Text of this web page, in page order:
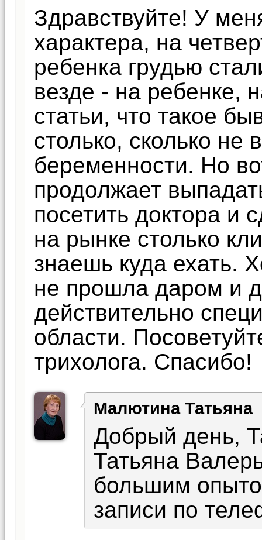
Здравствуйте! У
характера, на
ребенка грудью
везде - на ребенке,
статьи, что такое
столько, сколько
беременности. Но
продолжает
посетить доктора и
на рынке столько
знаешь куда ехать.
не прошла даром и
действительно
области.
трихолога. Спасибо!
Малютина Татьяна
Добрый день,
Татьяна
большим
записи по